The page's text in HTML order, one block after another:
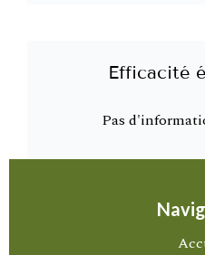
Efficacité
Pas